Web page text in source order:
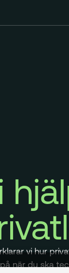
vi hur
när du ska